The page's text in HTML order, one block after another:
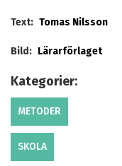
Text: Tomas Nilsson
Bild: Lärarförlaget
Kategorier:
METODER
SKOLA